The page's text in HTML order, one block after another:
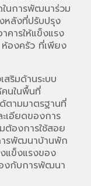
นการพัฒนาร่วม
หลังที่ปรับปรุง
คารให้แข็งแรง
ห้องครัว ที่เพียง
ริมด้านระบบ
นในพื้นที่
ตามมาตรฐานที่
เอียดของการ
ต้องการใช้สอย
รพัฒนาบ้านพัก
แข็งแรงของ
งกับการพัฒนา